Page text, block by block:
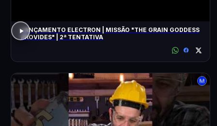
LANÇAMENTO ELECTRON | MISSÃO "THE GRAIN GODDESS
PROVIDES" | 2ª TENTATIVA